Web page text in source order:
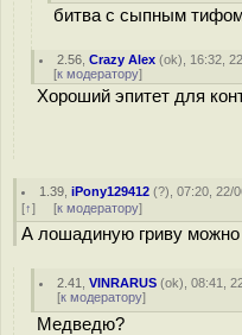
битва с сыпным
2.56 ,Crazy Alex (ok), 16:32,
[к модератору]
Хороший эпитет для
1.39 ,iPony129412 (?), 07:20, 22/
[↑] [к модератору]
А лошадиную гриву можно
2.41 ,VINRARUS (ok), 08:41,
[к модератору]
Медведю?